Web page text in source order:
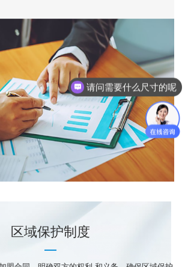
区域保护制度
请问需要什么尺寸的呢